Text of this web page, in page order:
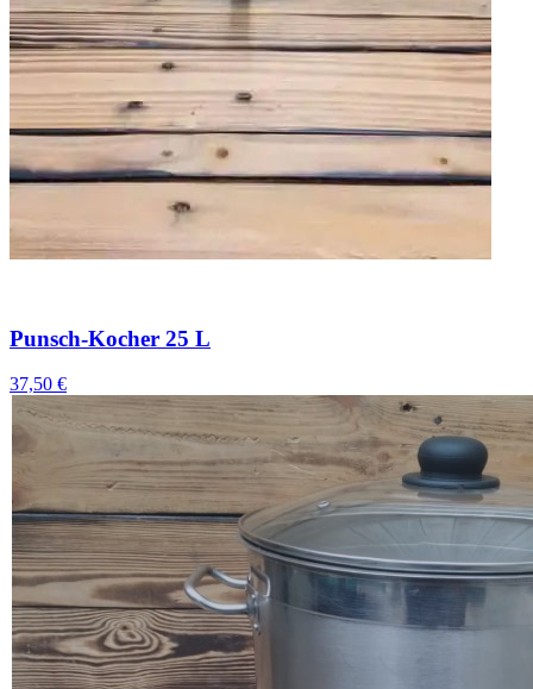
Punsch-Kocher 25 L
37,50 €